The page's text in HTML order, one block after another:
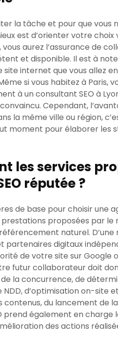
la tâche et pour que vous
est d’orienter votre choix
aurez l’assurance de
et disponible. Il est à
internet que vous allez
si vous habitez à Paris,
à un consultant SEO à
Cependant,
la même ville ou région,
moment pour élaborer les
les services
réputée ?
de base pour choisir une
proposées par le
naturel. D’une
partenaires digitaux
de votre site sur Google
futur collaborateur doit
de la concurrence, de
NDD, d’optimisation on-site
contenus, du lancement de
prend également en charge
des actions